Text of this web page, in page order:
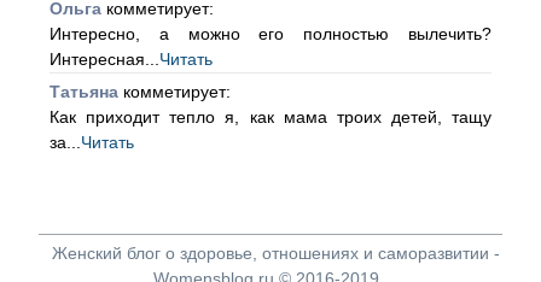
Ольга комметирует:
Интересно, а можно его полностью вылечить?
Интересная... Читать
Татьяна комметирует:
Как приходит тепло я, как мама троих детей, тащу
за... Читать
Женский блог о здоровье, отношениях и саморазвитии -